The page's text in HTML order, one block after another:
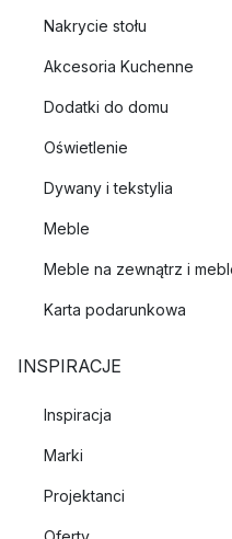
Nakrycie stołu
Akcesoria Kuchenne
Dodatki do domu
Oświetlenie
Dywany i tekstylia
Meble
Meble na zewnątrz i
Karta podarunkowa
INSPIRACJE
Inspiracja
Marki
Projektanci